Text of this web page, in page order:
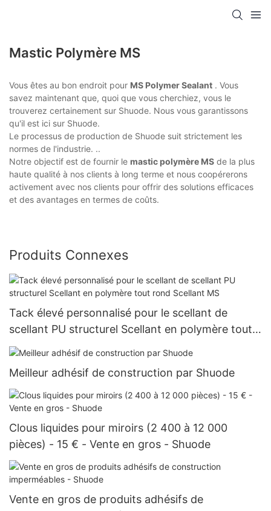
Mastic Polymère MS
Vous êtes au bon endroit pour MS Polymer Sealant . Vous
savez maintenant que, quoi que vous cherchiez, vous le
trouverez certainement sur Shuode. Nous vous garantissons
qu'il est ici sur Shuode.
Le processus de production de Shuode suit strictement les
normes de l'industrie. ..
Notre objectif est de fournir le mastic polymère MS de la plus
haute qualité à nos clients à long terme et nous coopérerons
activement avec nos clients pour offrir des solutions efficaces
et des avantages en termes de coûts.
Produits Connexes
Tack élevé personnalisé pour le scellant de
scellant PU structurel Scellant en polymère tout
rond Scellant MS
Meilleur adhésif de construction par Shuode
Clous liquides pour miroirs (2 400 à 12 000
pièces) - 15 € - Vente en gros - Shuode
Vente en gros de produits adhésifs de